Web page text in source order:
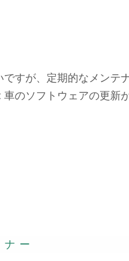
すが、定期的なメンテ
のソフトウェアの更新
ー